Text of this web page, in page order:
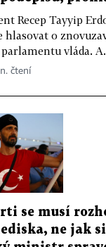
Recep Tayyip
hlasovat o
vláda.
čtení
se musí
ne jak si